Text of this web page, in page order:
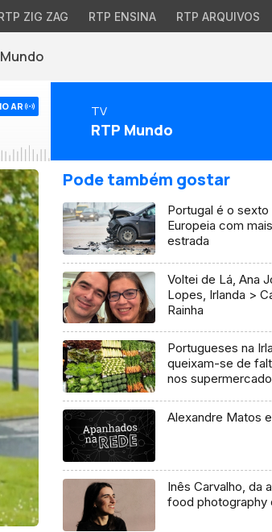
ZIG ZAG RTP ENSINA RTP ARQUIVOS
Mundo
AR TV
RTP Mundo
Pode também gostar
Portugal é o sexto
Europeia com
estrada
Voltei de Lá, Ana João e Nuno
Lopes, Irlanda >
Rainha
Portugueses na
queixam-se de
nos
Alexandre Matos
Inês Carvalho, da
food photography